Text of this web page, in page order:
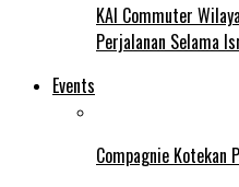
KAI Commuter
Perjalanan Selama
Events
Compagnie Kotekan